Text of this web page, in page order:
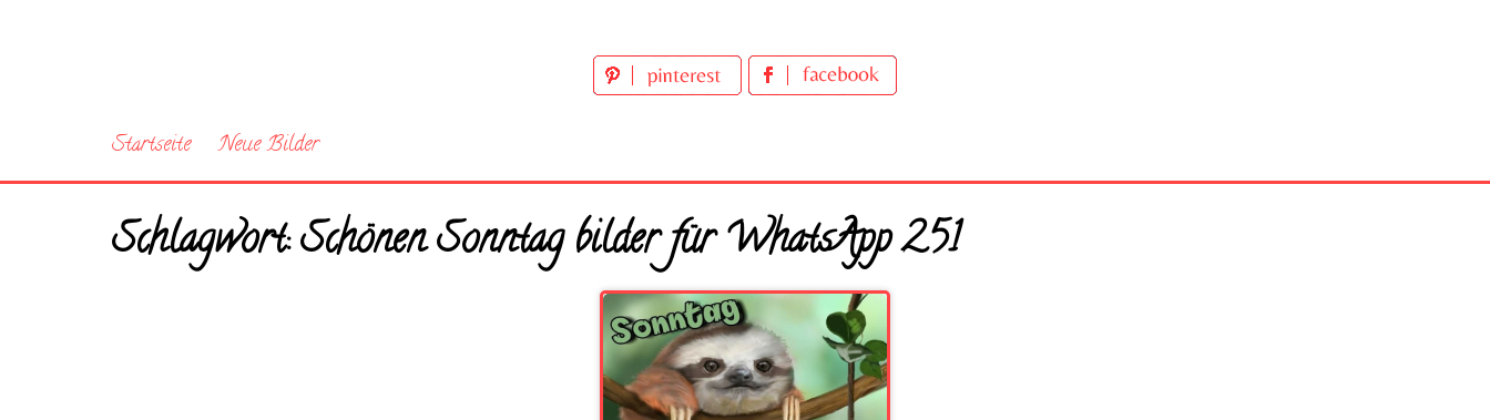
Startseite Neue Bilder
Schlagwort:Schönen Sonntag bilder für WhatsApp 251